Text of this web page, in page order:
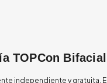
TOPCon Bifacial
independiente y gratuita.